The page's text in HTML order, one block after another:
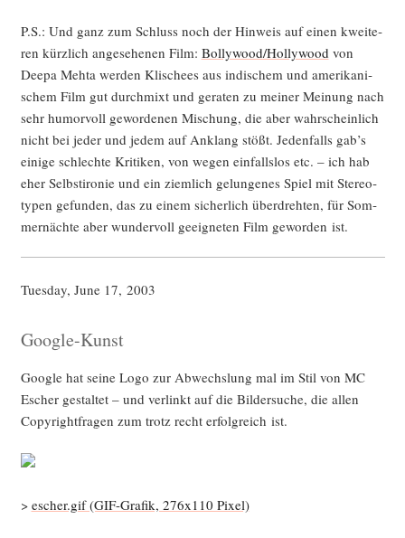
P.S.: Und ganz zum Schluss noch der Hin­weis auf einen kwei­te­
ren kürz­lich ange­se­he­nen Film: Bollywood/Hollywood von
Deepa Meh­ta wer­den Kli­schees aus indi­schem und ame­ri­ka­ni­
schem Film gut durch­mixt und gera­ten zu mei­ner Mei­nung nach
sehr humor­voll gewor­de­nen Mischung, die aber wahr­schein­lich
nicht bei jeder und jedem auf Anklang stößt. Jeden­falls gab’s
eini­ge schlech­te Kri­ti­ken, von wegen ein­falls­los etc. – ich hab
eher Selbst­iro­nie und ein ziem­lich gelun­ge­nes Spiel mit Ste­reo­
ty­pen gefun­den, das zu einem sicher­lich über­dreh­ten, für Som­
mer­näch­te aber wun­der­voll geeig­ne­ten Film gewor­den ist.
Tues­day, June 17, 2003
Google-Kunst
Goog­le hat sei­ne Logo zur Abwechs­lung mal im Stil von MC
Escher gestal­tet – und ver­linkt auf die Bil­der­su­che, die allen
Copy­right­fra­gen zum trotz recht erfolg­reich ist.
> escher.gif (GIF-Gra­fik, 276x110 Pixel)